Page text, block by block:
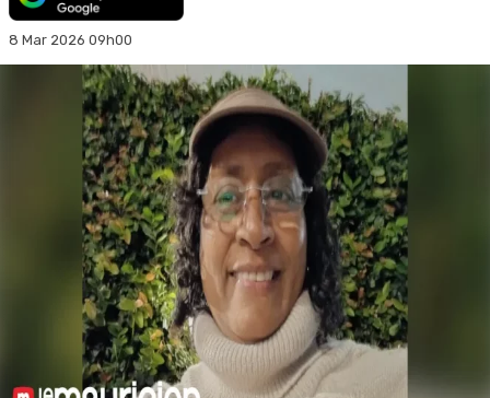
8 Mar 2026 09h00